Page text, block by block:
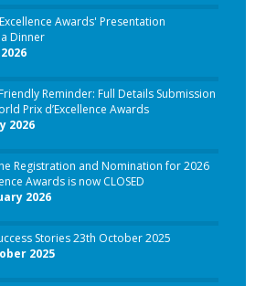
Awards' Presentation
Dinner
Reminder: Full Details Submission
Prix d’Excellence Awards
2026
Registration and Nomination for 2026
Awards is now CLOSED
2026
Stories 23th October 2025
2025